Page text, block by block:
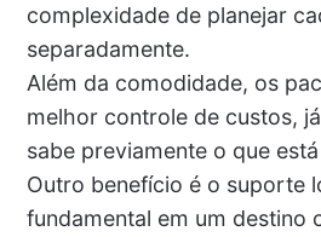
complexidade de planejar
separadamente.
Além da comodidade, os
melhor controle de custos,
sabe previamente o que
Outro benefício é o suporte
fundamental em um destino